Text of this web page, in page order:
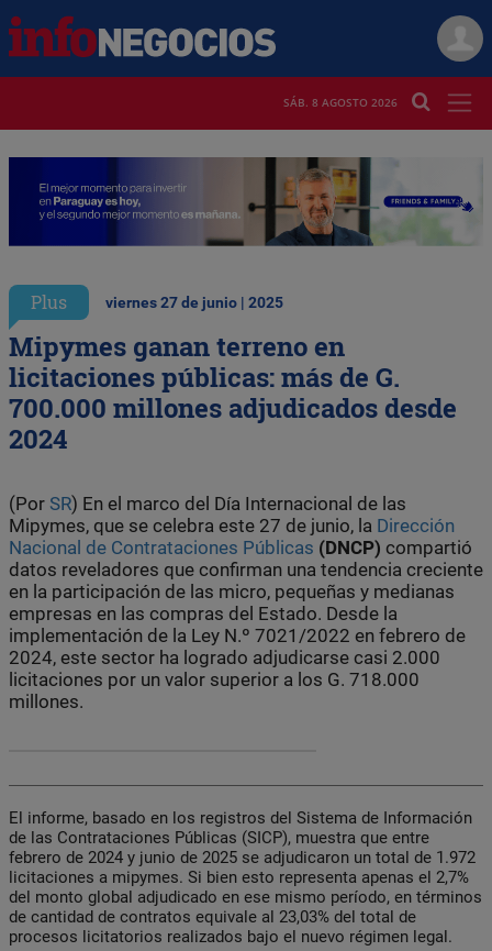
SÁB. 8 AGOSTO 2026
Plus viernes 27 de junio | 2025
Mipymes ganan terreno en
licitaciones públicas: más de G.
700.000 millones adjudicados desde
2024
(Por SR) En el marco del Día Internacional de las
Mipymes, que se celebra este 27 de junio, la Dirección
Nacional de Contrataciones Públicas (DNCP) compartió
datos reveladores que confirman una tendencia creciente
en la participación de las micro, pequeñas y medianas
empresas en las compras del Estado. Desde la
implementación de la Ley N.º 7021/2022 en febrero de
2024, este sector ha logrado adjudicarse casi 2.000
licitaciones por un valor superior a los G. 718.000
millones.
El informe, basado en los registros del Sistema de Información
de las Contrataciones Públicas (SICP), muestra que entre
febrero de 2024 y junio de 2025 se adjudicaron un total de 1.972
licitaciones a mipymes. Si bien esto representa apenas el 2,7%
del monto global adjudicado en ese mismo período, en términos
de cantidad de contratos equivale al 23,03% del total de
procesos licitatorios realizados bajo el nuevo régimen legal.